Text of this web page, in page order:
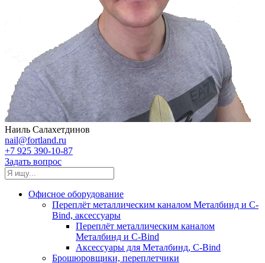
Наиль Салахетдинов
nail@fortland.ru
+7 925 390-10-87
Задать вопрос
Офисное оборудование
Переплёт металлическим каналом Металбинд и C-
Bind, аксессуары
Переплёт металлическим каналом
Металбинд и C-Bind
Аксессуары для Металбинд, C-Bind
Брошюровщики, переплетчики